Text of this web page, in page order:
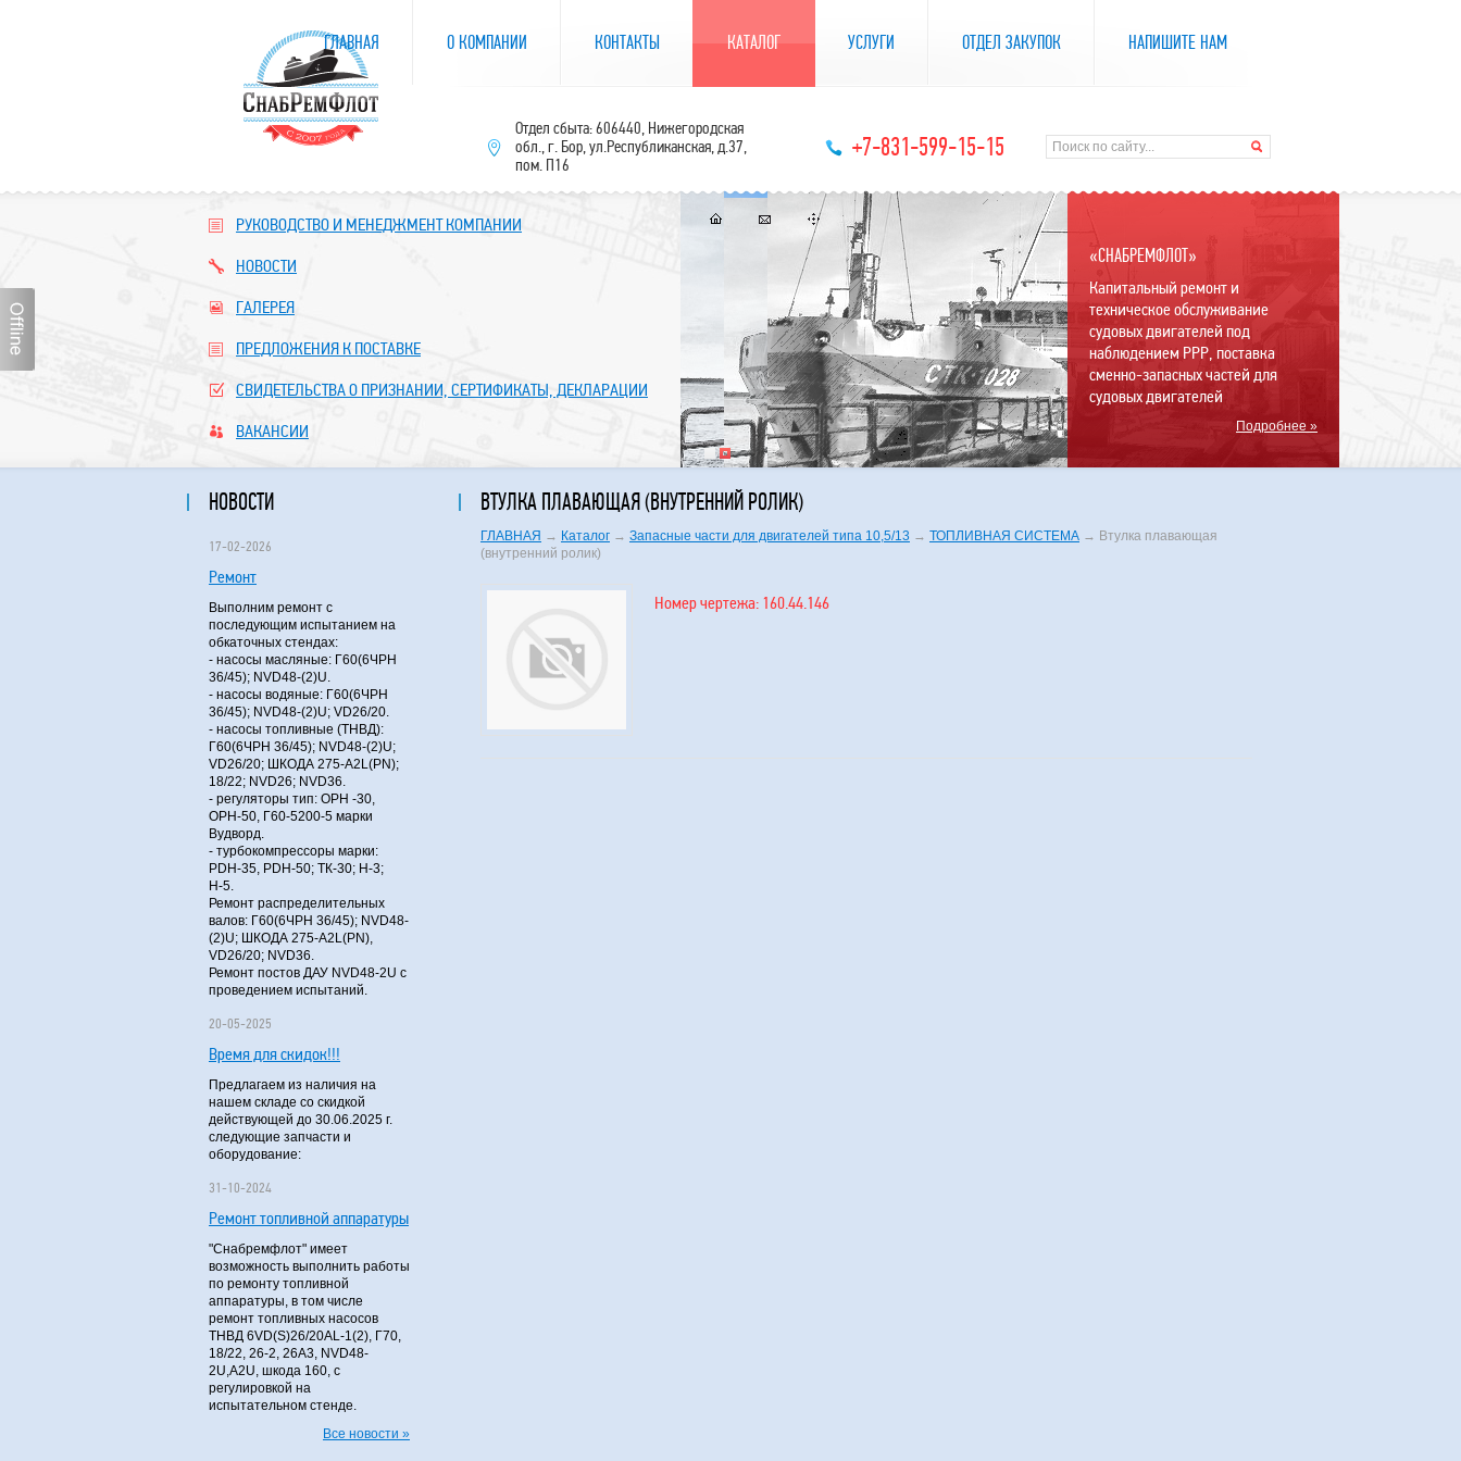
РУКОВОДСТВО И МЕНЕДЖМЕНТ КОМПАНИИ
НОВОСТИ
ГАЛЕРЕЯ
ПРЕДЛОЖЕНИЯ К ПОСТАВКЕ
СВИДЕТЕЛЬСТВА О ПРИЗНАНИИ, СЕРТИФИКАТЫ, ДЕКЛАРАЦИИ
ВАКАНСИИ
«СНАБРЕМФЛОТ»
Капитальный ремонт и
техническое обслуживание
судовых двигателей под
наблюдением РРР, поставка
сменно-запасных частей для
судовых двигателей
Подробнее »
НОВОСТИ
17-02-2026
Ремонт
Выполним ремонт с
последующим испытанием на
обкаточных стендах:
- насосы масляные: Г60(6ЧРН
36/45); NVD48-(2)U.
- насосы водяные: Г60(6ЧРН
36/45); NVD48-(2)U; VD26/20.
- насосы топливные (ТНВД):
Г60(6ЧРН 36/45); NVD48-(2)U;
VD26/20; ШКОДА 275-A2L(PN);
18/22; NVD26; NVD36.
- регуляторы тип: ОРН -30,
ОРН-50, Г60-5200-5 марки
Вудворд.
- турбокомпрессоры марки:
PDH-35, PDH-50; ТК-30; Н-3;
Н-5.
Ремонт распределительных
валов: Г60(6ЧРН 36/45); NVD48-
(2)U; ШКОДА 275-A2L(PN),
VD26/20; NVD36.
Ремонт постов ДАУ NVD48-2U с
проведением испытаний.
20-05-2025
Время для скидок!!!
Предлагаем из наличия на
нашем складе со скидкой
действующей до 30.06.2025 г.
следующие запчасти и
оборудование:
31-10-2024
Ремонт топливной аппаратуры
"Снабремфлот" имеет
возможность выполнить работы
по ремонту топливной
аппаратуры, в том числе
ремонт топливных насосов
ТНВД 6VD(S)26/20AL-1(2), Г70,
18/22, 26-2, 26А3, NVD48-
2U,A2U, шкода 160, с
регулировкой на
испытательном стенде.
Все новости »
ВТУЛКА ПЛАВАЮЩАЯ (ВНУТРЕННИЙ РОЛИК)
ГЛАВНАЯ → Каталог → Запасные части для двигателей типа 10,5/13 → ТОПЛИВНАЯ СИСТЕМА → Втулка плавающая
(внутренний ролик)
Номер чертежа: 160.44.146
ГЛАВНАЯ О КОМПАНИИ КОНТАКТЫ КАТАЛОГ УСЛУГИ ОТДЕЛ ЗАКУПОК НАПИШИТЕ НАМ
Отдел сбыта: 606440, Нижегородская
обл., г. Бор, ул.Республиканская, д.37,
пом. П16
+7-831-599-15-15